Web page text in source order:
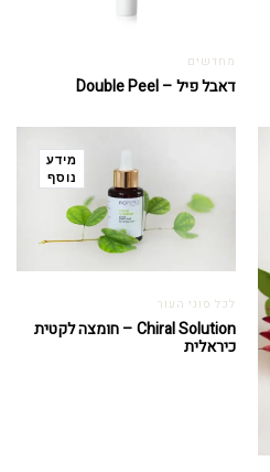
מחדשים
דאבל פיל – Double Peel
מידע
נוסף
לכל סוגי העור
Chiral Solution – חומצה לקטית
כיראלית